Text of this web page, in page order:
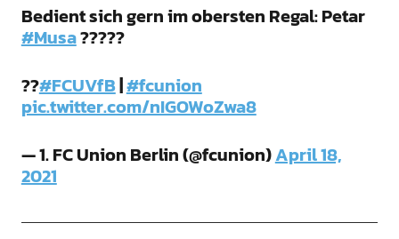
Bedient sich gern im obersten Regal: Petar
#Musa?????
??#FCUVfB|#fcunion
pic.twitter.com/nIGOWoZwa8
— 1. FC Union Berlin (@fcunion)April 18,
2021